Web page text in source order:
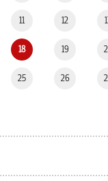
11 12
18 19
25 26